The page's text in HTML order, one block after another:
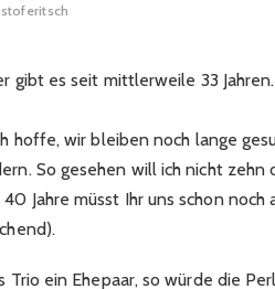
gibt es seit mittlerweile 33
hoffe, wir bleiben noch lange
So gesehen will ich nicht zehn
Jahre müsst Ihr uns schon
Trio ein Ehepaar, so würde die